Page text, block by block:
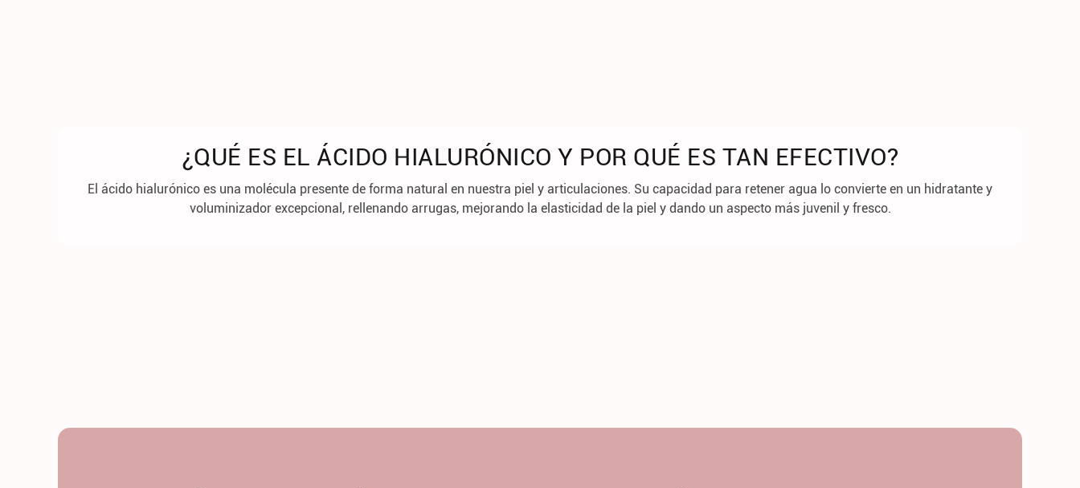
¿QUÉ ES EL ÁCIDO HIALURÓNICO Y POR QUÉ ES TAN EFECTIVO?
El ácido hialurónico es una molécula presente de forma natural en nuestra piel y articulaciones. Su capacidad para retener agua lo convierte en un hidratante y
voluminizador excepcional, rellenando arrugas, mejorando la elasticidad de la piel y dando un aspecto más juvenil y fresco.